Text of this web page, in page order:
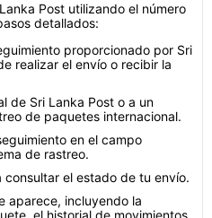
Post utilizando el número
detallados:
proporcionado por Sri
realizar el envío o recibir la
de Sri Lanka Post o a un
de paquetes internacional.
en el campo
de rastreo.
el estado de tu envío.
aparece, incluyendo la
el historial de movimientos